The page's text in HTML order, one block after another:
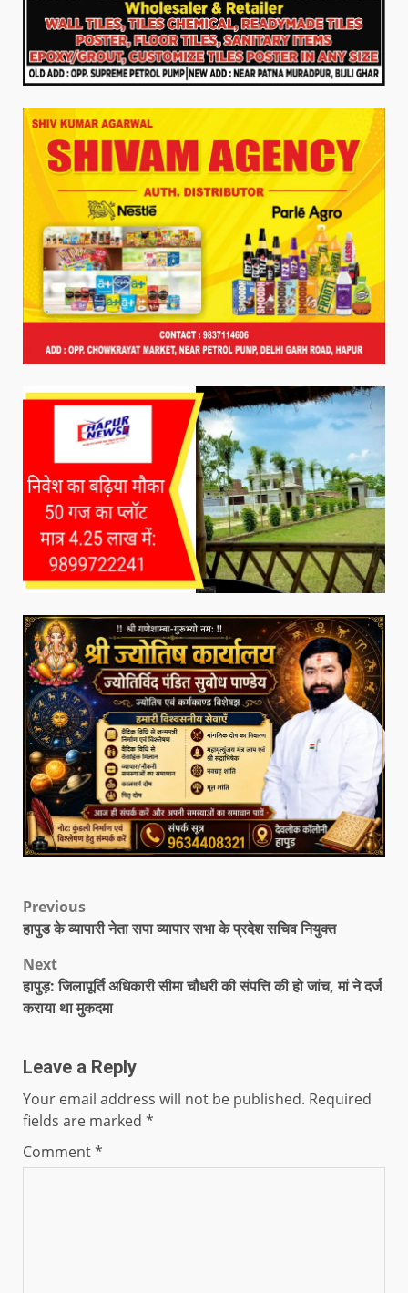
Previous
हापुड के व्यापारी नेता सपा व्यापार सभा के प्रदेश सचिव नियुक्त
Next
हापुड़: जिलापूर्ति अधिकारी सीमा चौधरी की संपत्ति की हो जांच, मां ने दर्ज
कराया था मुकदमा
Leave a Reply
Your email address will not be published. Required
fields are marked *
Comment*